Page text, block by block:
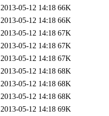
2013-05-12 14:18 66K
2013-05-12 14:18 66K
2013-05-12 14:18 67K
2013-05-12 14:18 67K
2013-05-12 14:18 67K
2013-05-12 14:18 68K
2013-05-12 14:18 68K
2013-05-12 14:18 68K
2013-05-12 14:18 69K